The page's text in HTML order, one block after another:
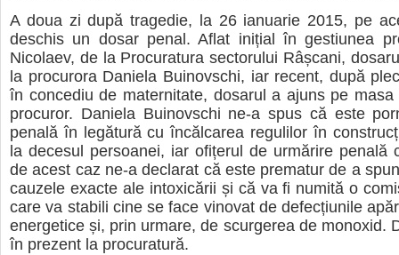
A doua zi după tra­ge­die, la 26 ianu­a­rie 2015, pe
des­chis un dosar penal. Aflat ini­țial în ges­tiu­nea
Nico­laev, de la Pro­cu­ra­tura sec­to­ru­lui Râș­cani,
la pro­cu­rora Daniela Bui­no­vschi, iar recent, după
în con­ce­diu de mater­ni­tate, dosa­rul a ajuns pe
pro­cu­ror. Daniela Bui­no­vschi ne-a spus că este
penală în legă­tură cu încăl­ca­rea regu­li­lor în
la dece­sul per­soa­nei, iar ofi­țe­rul de urmă­rire penală
de acest caz ne-a decla­rat că este pre­ma­tur de a
cau­zele exacte ale into­xi­că­rii și că va fi numită o
care va sta­bili cine se face vino­vat de defec­țiu­nile
ener­ge­tice și, prin urmare, de scur­ge­rea de mono­xid.
în pre­zent la pro­cu­ra­tură.